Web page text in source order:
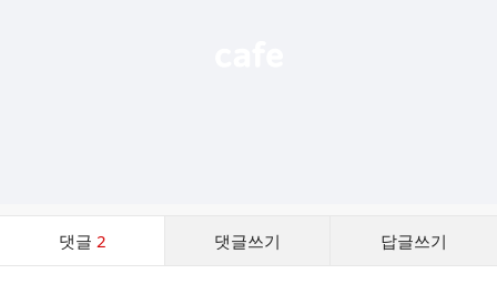
댓글 2 댓글쓰기 답글쓰기